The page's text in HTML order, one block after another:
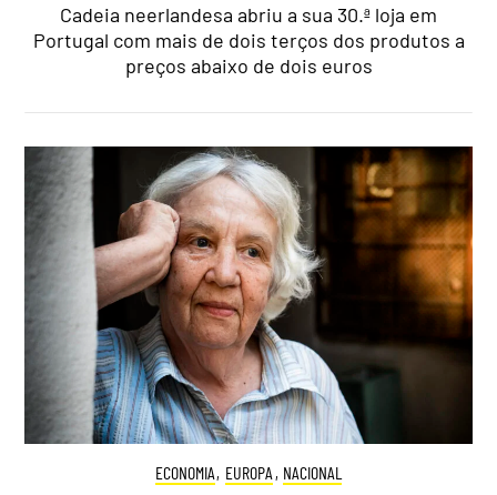
Cadeia neerlandesa abriu a sua 30.ª loja em
Portugal com mais de dois terços dos produtos a
preços abaixo de dois euros
ECONOMIA, EUROPA , NACIONAL